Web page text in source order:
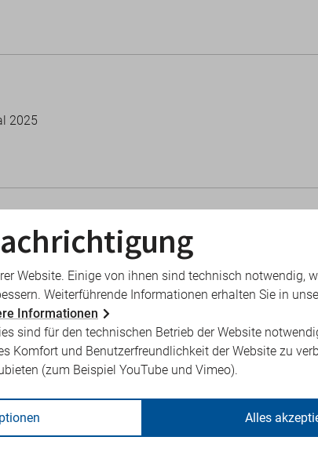
2025
gelten in 2026
Website. Einige von ihnen sind technisch notwendig,
Weiterführende Informationen erhalten Sie in
Informationen
sind für den technischen Betrieb der Website
Komfort und Benutzerfreundlichkeit der Website zu
(zum Beispiel YouTube und Vimeo).
Alles